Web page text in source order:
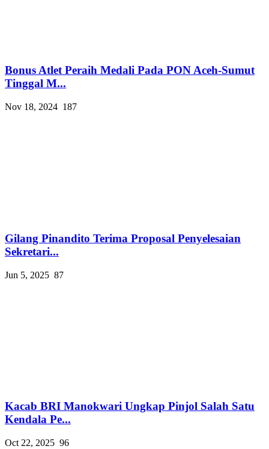
Bonus Atlet Peraih Medali Pada PON Aceh-Sumut
Tinggal M...
Nov 18, 2024 187
Gilang Pinandito Terima Proposal Penyelesaian
Sekretari...
Jun 5, 2025 87
Kacab BRI Manokwari Ungkap Pinjol Salah Satu
Kendala Pe...
Oct 22, 2025 96